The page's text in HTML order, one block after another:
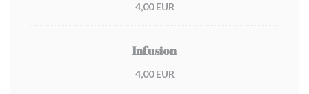
4,00 EUR
Infusion
4,00 EUR